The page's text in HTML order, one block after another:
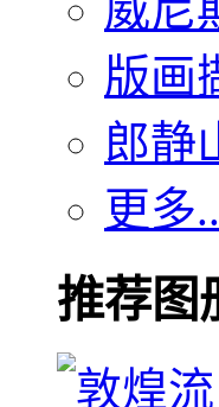
版画
郎静
更多
推荐图